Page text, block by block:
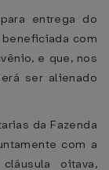
entrega do
com
e que, nos
ser alienado
da Fazenda
com a
oitava,